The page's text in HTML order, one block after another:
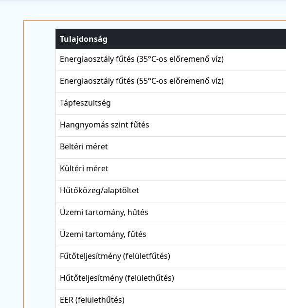
Tulajdonság
Energiaosztály fűtés (35°C-os előremenő víz)
Energiaosztály fűtés (55°C-os előremenő víz)
Tápfeszültség
Hangnyomás szint fűtés
Beltéri méret
Kültéri méret
Hűtőközeg/alaptöltet
Üzemi tartomány, hűtés
Üzemi tartomány, fűtés
Fűtőteljesítmény (felületfűtés)
Hűtőteljesítmény (felülethűtés)
EER (felülethűtés)